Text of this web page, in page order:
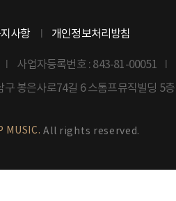
사항 개인정보처리방침
사업자등록번호 : 843-81-00051
봉은사로74길 6 스톰프뮤직빌딩 5층
MUSIC. All rights reserved.